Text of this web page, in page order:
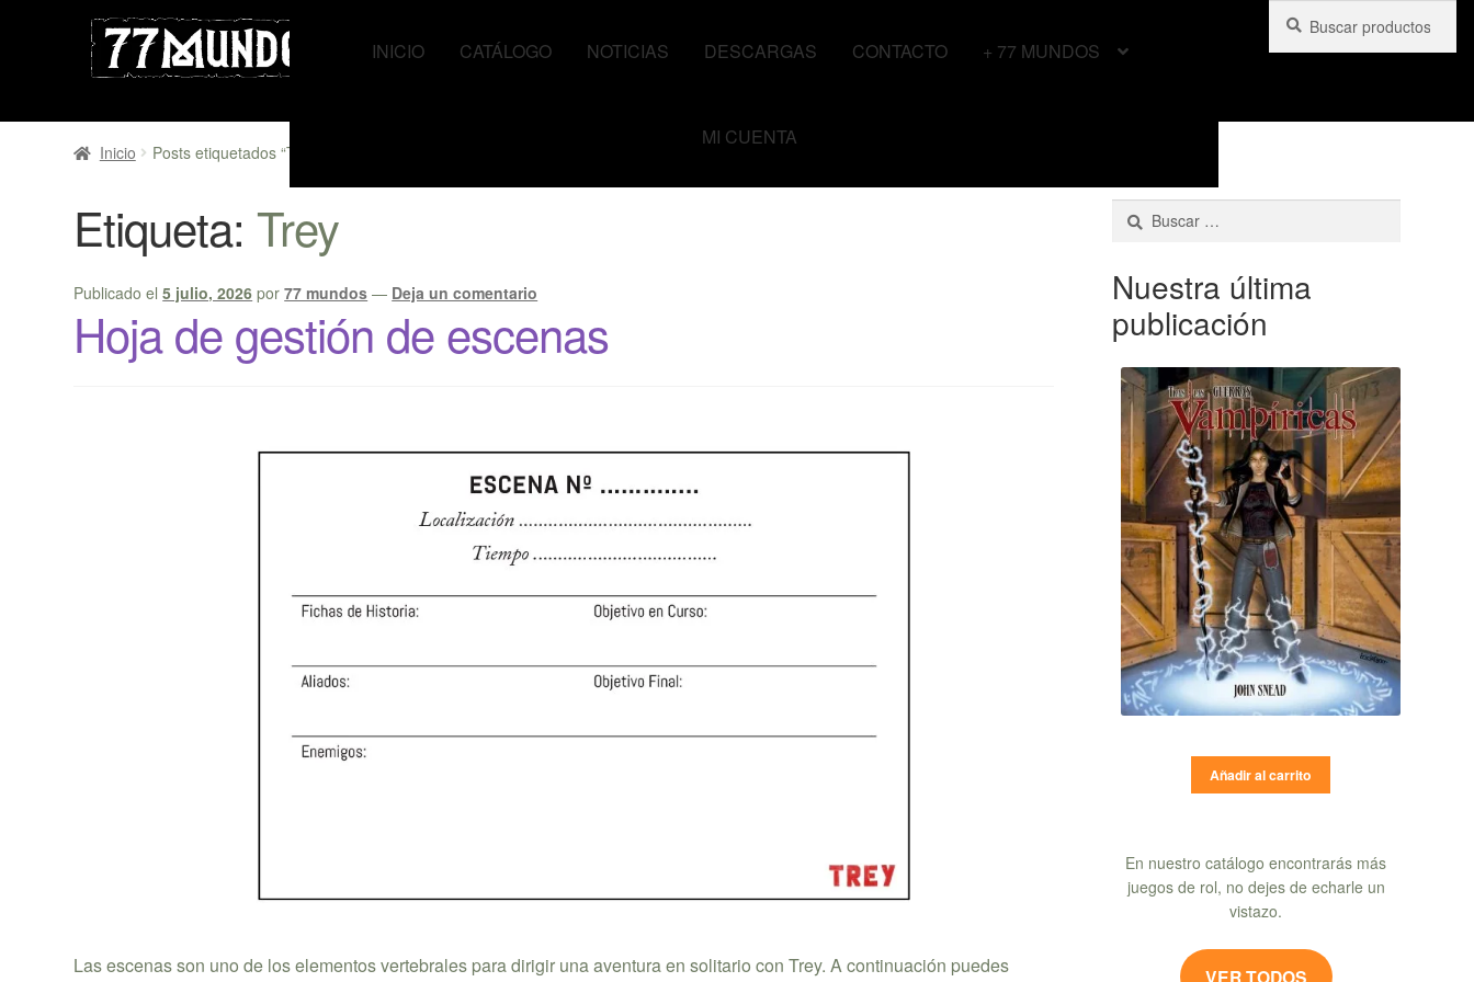
contenido
INICIO CATÁLOGO NOTICIAS DESCARGAS CONTACTO + 77 MUNDOS
MI CUENTA
por:
Inicio Posts etiquetados “Trey”
Etiqueta: Trey
Publicado el5 julio, 2026 por77 mundos — Deja un comentario
Hoja de gestión de escenas
Las escenas son uno de los elementos vertebrales para dirigir una aventura en solitario con Trey. A continuación puedes
Buscar:
Nuestra última
publicación
Añadir al carrito
En nuestro catálogo encontrarás más
juegos de rol, no dejes de echarle un
vistazo.
VER TODOS